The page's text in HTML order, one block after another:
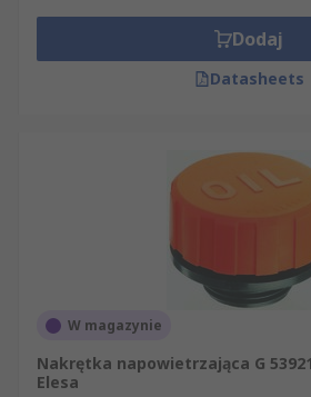
Dodaj
Datasheets
W magazynie
Nakrętka napowietrzająca G
Elesa